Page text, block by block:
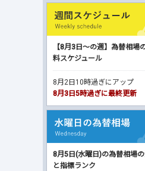
【8月3日～の週】為替相場
料スケジュール
8月2日10時過ぎにアップ
8月3日5時過ぎに最終更新
8月5日(水曜日)の為替相場
と指標ランク